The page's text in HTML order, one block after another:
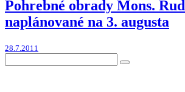
Pohrebné obrady Mons.
naplánované na 3. augusta
28.7.2011